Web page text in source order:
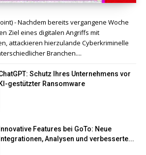
- Nachdem bereits vergangene Woche
Ziel eines digitalen Angriffs mit
attackieren hierzulande Cyberkriminelle
Branchen....
Schutz Ihres Unternehmens vor
KI-gestützter Ransomware
Innovative Features bei GoTo: Neue
Integrationen, Analysen und verbesserte...